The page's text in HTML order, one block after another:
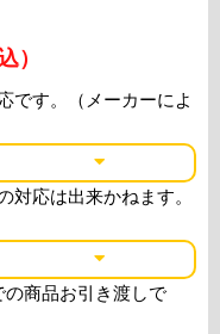
）
です。（メーカーによ
対応は出来かねます。
商品お引き渡しで